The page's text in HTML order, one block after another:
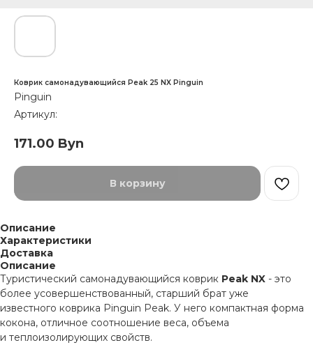
Коврик самонадувающийся Peak 25 NX Pinguin
Pinguin
Артикул:
171.00 Byn
В корзину
Описание
Характеристики
Доставка
Описание
Туристический самонадувающийся коврик Peak NX - это
более усовершенствованный, старший брат уже
известного коврика Pinguin Peak. У него компактная форма
кокона, отличное соотношение веса, объема
и теплоизолирующих свойств.